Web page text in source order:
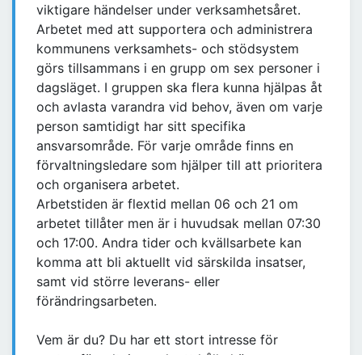
viktigare händelser under verksamhetsåret.
Arbetet med att supportera och administrera
kommunens verksamhets- och stödsystem
görs tillsammans i en grupp om sex personer i
dagsläget. I gruppen ska flera kunna hjälpas åt
och avlasta varandra vid behov, även om varje
person samtidigt har sitt specifika
ansvarsområde. För varje område finns en
förvaltningsledare som hjälper till att prioritera
och organisera arbetet.
Arbetstiden är flextid mellan 06 och 21 om
arbetet tillåter men är i huvudsak mellan 07:30
och 17:00. Andra tider och kvällsarbete kan
komma att bli aktuellt vid särskilda insatser,
samt vid större leverans- eller
förändringsarbeten.
Vem är du? Du har ett stort intresse för